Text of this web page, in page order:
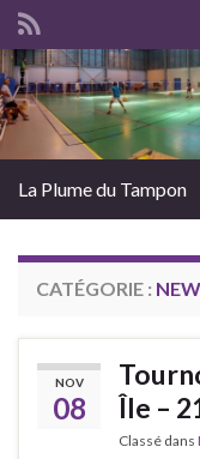
Search
La Plume du Tampon
CATÉGORIE :
NOV
08
Île –
Classé dans